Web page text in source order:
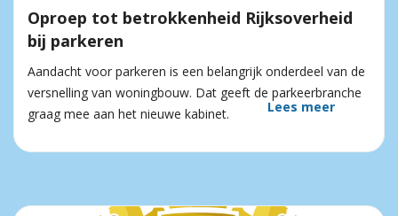
Oproep tot betrokkenheid Rijksoverheid
bij parkeren
Aandacht voor parkeren is een belangrijk onderdeel van de
versnelling van woningbouw. Dat geeft de parkeerbranche
graag mee aan het nieuwe kabinet.
Lees meer